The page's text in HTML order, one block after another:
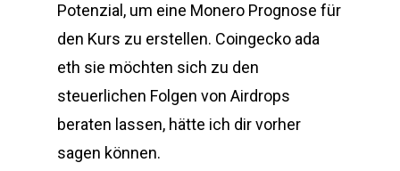
Potenzial, um eine Monero Prognose für
den Kurs zu erstellen. Coingecko ada
eth sie möchten sich zu den
steuerlichen Folgen von Airdrops
beraten lassen, hätte ich dir vorher
sagen können.